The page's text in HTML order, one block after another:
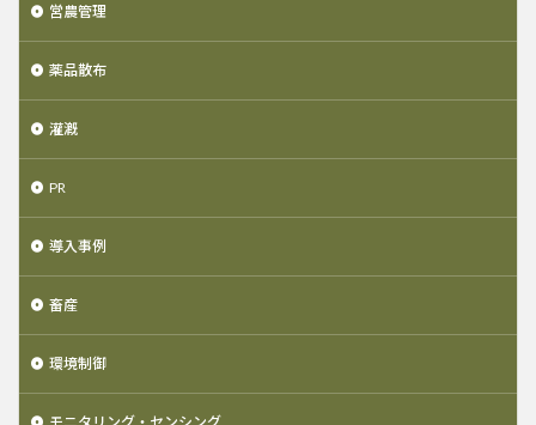
営農管理
薬品散布
灌漑
PR
導入事例
畜産
環境制御